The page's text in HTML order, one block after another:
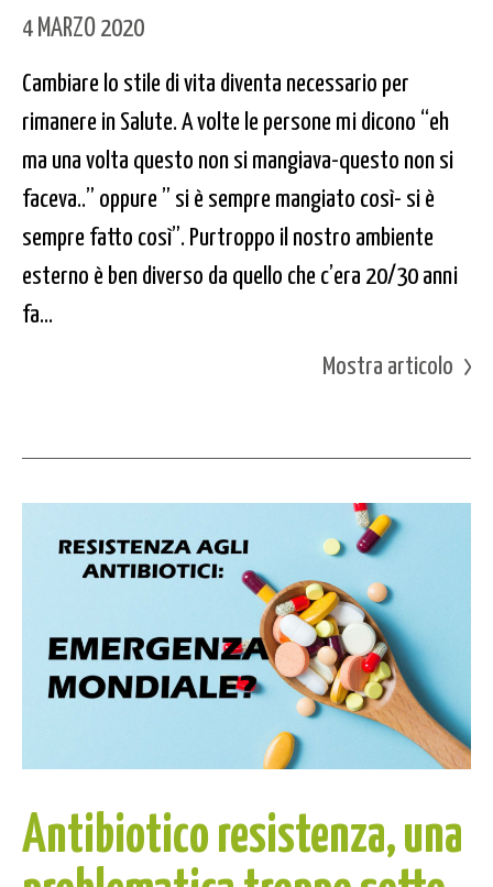
4 MARZO 2020
Cambiare lo stile di vita diventa necessario per
rimanere in Salute. A volte le persone mi dicono “eh
ma una volta questo non si mangiava-questo non si
faceva..” oppure ” si è sempre mangiato così- si è
sempre fatto così”. Purtroppo il nostro ambiente
esterno è ben diverso da quello che c’era 20/30 anni
fa...
Mostra articolo
Antibiotico resistenza, una